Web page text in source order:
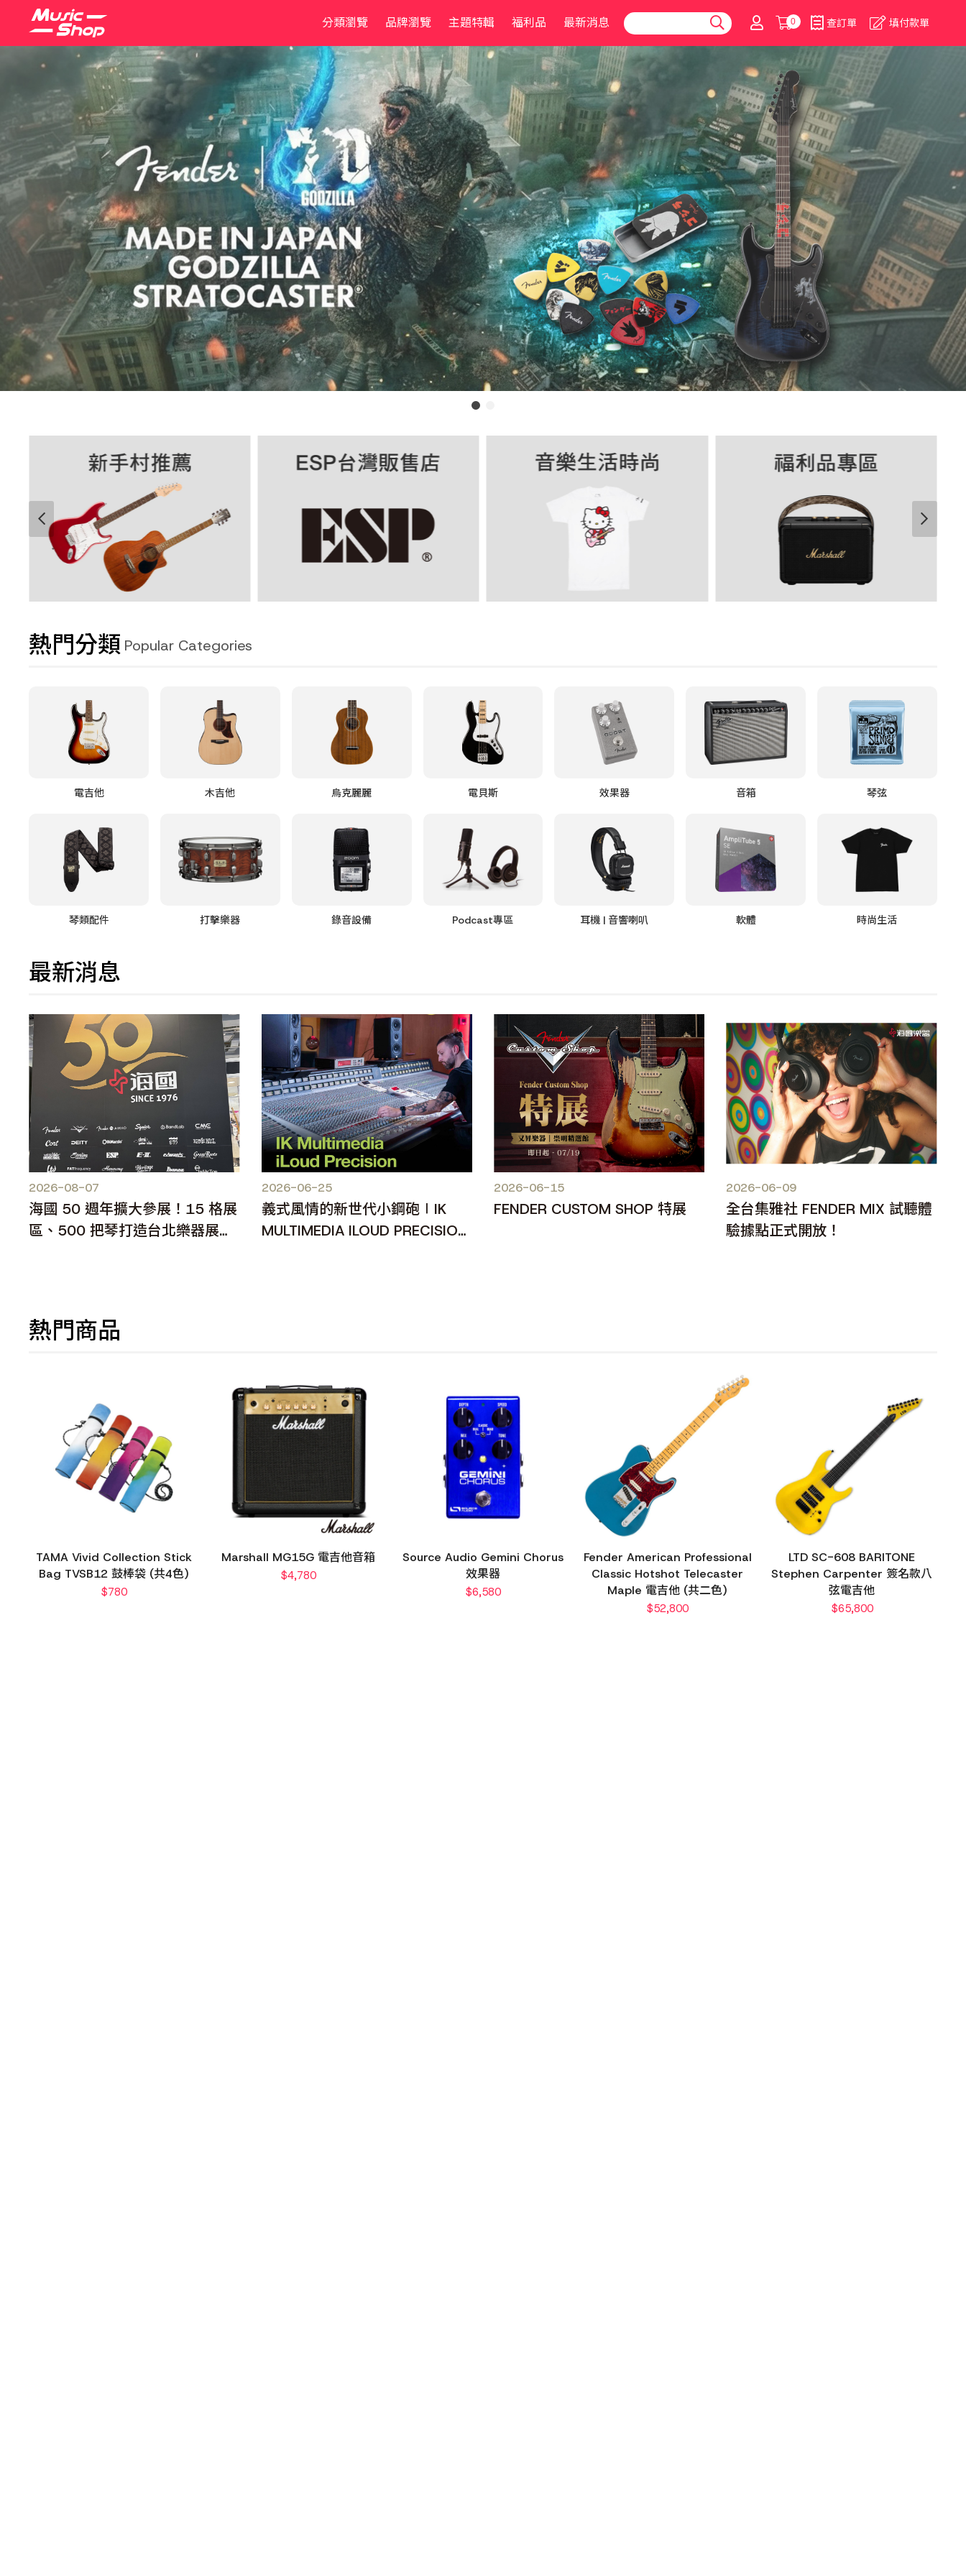
分類瀏覽 品牌瀏覽 主題特輯 福利品 最新消息 0 查訂單 填付款單
熱門分類 Popular Categories
電吉他 木吉他 烏克麗麗 電貝斯 效果器 音箱 琴弦
琴類配件 打擊樂器 錄音設備 Podcast專區 耳機 | 音響喇叭 軟體 時尚生活
最新消息
2026-08-07
海國 50 週年擴大參展！15 格展
區、500 把琴打造台北樂器展人
2026-06-25
義式風情的新世代小鋼砲∣IK
MULTIMEDIA ILOUD PRECISION
2026-06-15
FENDER CUSTOM SHOP 特展
2026-06-09
全台集雅社 FENDER MIX 試聽體
驗據點正式開放！
熱門商品
TAMA Vivid Collection Stick
Bag TVSB12 鼓棒袋 (共4色)
$780
Marshall MG15G 電吉他音箱
$4,780
Source Audio Gemini Chorus
效果器
$6,580
Fender American Professional
Classic Hotshot Telecaster
Maple 電吉他 (共二色)
$52,800
LTD SC-608 BARITONE
Stephen Carpenter 簽名款八
弦電吉他
$65,800